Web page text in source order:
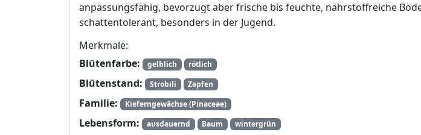
anpassungsfähig, bevorzugt aber frische bis feuchte, nährstoffreiche
schattentolerant, besonders in der Jugend.
Merkmale:
Blütenfarbe:
gelblich rötlich
Blütenstand: Strobili Zapfen
Familie: Kieferngewächse (Pinaceae)
Lebensform: ausdauernd Baum wintergrün